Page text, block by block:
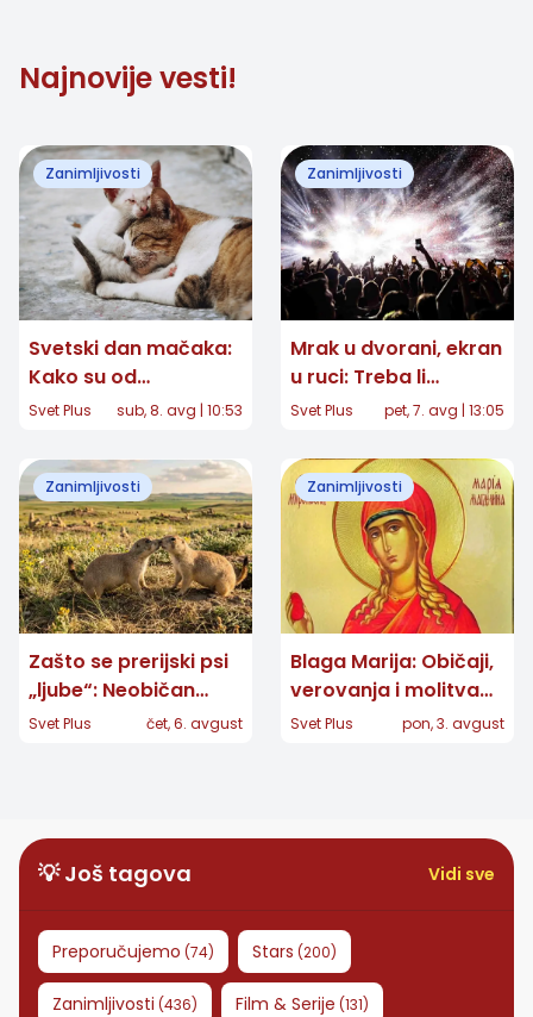
Najnovije vesti!
Zanimljivosti
Svetski dan mačaka:
Kako su od
egipatskih hramova
naših domova
Svet Plus sub, 8. avg | 10:53
Zanimljivosti
Mrak u dvorani, ekran
u ruci: Treba li
zabraniti telefone na
Svet Plus pet, 7. avg | 13:05
Zanimljivosti
Zašto se prerijski psi
„ljube“: Neobičan
pozdrav otkriva ko
Svet Plus čet, 6. avgust
Zanimljivosti
Blaga Marija: Običaji,
verovanja i molitva
velike zaštitnice žena
Svet Plus pon, 3. avgust
💡 Još tagova Vidi sve
Preporučujemo (74) Stars (200)
Zanimljivosti (436) Film & Serije (131)